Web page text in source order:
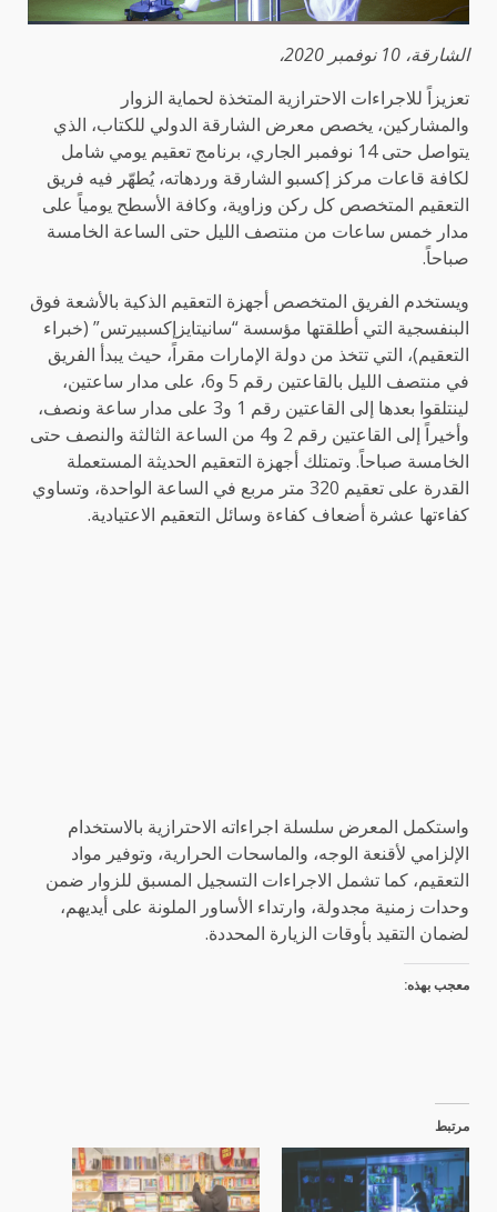
الشارقة، 10 نوفمبر 2020،
تعزيزاً للاجراءات الاحترازية المتخذة لحماية الزوار
والمشاركين، يخصص معرض الشارقة الدولي للكتاب، الذي
يتواصل حتى 14 نوفمبر الجاري، برنامج تعقيم يومي شامل
لكافة قاعات مركز إكسبو الشارقة وردهاته، يُطهّر فيه فريق
التعقيم المتخصص كل ركن وزاوية، وكافة الأسطح يومياً على
مدار خمس ساعات من منتصف الليل حتى الساعة الخامسة
صباحاً.
ويستخدم الفريق المتخصص أجهزة التعقيم الذكية بالأشعة فوق
البنفسجية التي أطلقتها مؤسسة “سانيتايزإكسبيرتس” (خبراء
التعقيم)، التي تتخذ من دولة الإمارات مقراً، حيث يبدأ الفريق
في منتصف الليل بالقاعتين رقم 5 و6، على مدار ساعتين،
لينتلقوا بعدها إلى القاعتين رقم 1 و3 على مدار ساعة ونصف،
وأخيراً إلى القاعتين رقم 2 و4 من الساعة الثالثة والنصف حتى
الخامسة صباحاً. وتمتلك أجهزة التعقيم الحديثة المستعملة
القدرة على تعقيم 320 متر مربع في الساعة الواحدة، وتساوي
كفاءتها عشرة أضعاف كفاءة وسائل التعقيم الاعتيادية.
واستكمل المعرض سلسلة اجراءاته الاحترازية بالاستخدام
الإلزامي لأقنعة الوجه، والماسحات الحرارية، وتوفير مواد
التعقيم، كما تشمل الاجراءات التسجيل المسبق للزوار ضمن
وحدات زمنية مجدولة، وارتداء الأساور الملونة على أيديهم،
لضمان التقيد بأوقات الزيارة المحددة.
معجب بهذه:
مرتبط